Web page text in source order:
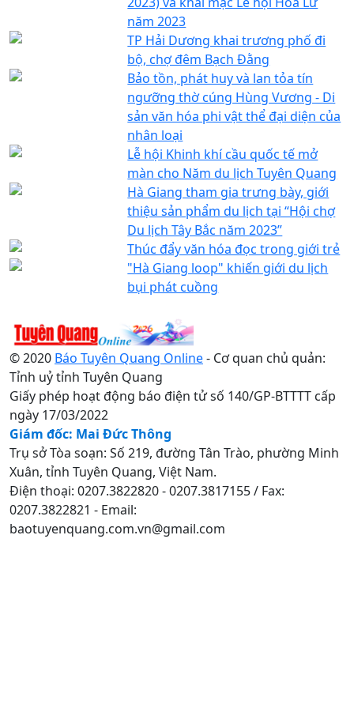
năm 2023
TP Hải Dương khai trương phố đi
bộ, chợ đêm Bạch Đằng
Bảo tồn, phát huy và lan tỏa tín
ngưỡng thờ cúng Hùng Vương - Di
sản văn hóa phi vật thể đại diện của
nhân loại
Lễ hội Khinh khí cầu quốc tế mở
màn cho Năm du lịch Tuyên Quang
Hà Giang tham gia trưng bày, giới
thiệu sản phẩm du lịch tại “Hội chợ
Du lịch Tây Bắc năm 2023”
Thúc đẩy văn hóa đọc trong giới trẻ
"Hà Giang loop" khiến giới du lịch
bụi phát cuồng
© 2020 Báo Tuyên Quang Online- Cơ quan chủ quản:
Tỉnh uỷ tỉnh Tuyên Quang
Giấy phép hoạt động báo điện tử số 140/GP-BTTTT cấp
ngày 17/03/2022
Giám đốc: Mai Đức Thông
Trụ sở Tòa soạn: Số 219, đường Tân Trào, phường Minh
Xuân, tỉnh Tuyên Quang, Việt Nam.
Điện thoại: 0207.3822820 - 0207.3817155 / Fax:
0207.3822821 - Email:
baotuyenquang.com.vn@gmail.com